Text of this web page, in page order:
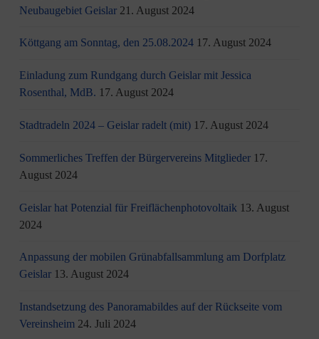
Neubaugebiet Geislar 21. August 2024
Köttgang am Sonntag, den 25.08.2024 17. August 2024
Einladung zum Rundgang durch Geislar mit Jessica
Rosenthal, MdB. 17. August 2024
Stadtradeln 2024 – Geislar radelt (mit) 17. August 2024
Sommerliches Treffen der Bürgervereins Mitglieder 17.
August 2024
Geislar hat Potenzial für Freiflächenphotovoltaik 13. August
2024
Anpassung der mobilen Grünabfallsammlung am Dorfplatz
Geislar 13. August 2024
Instandsetzung des Panoramabildes auf der Rückseite vom
Vereinsheim 24. Juli 2024